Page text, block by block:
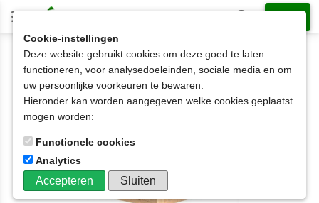
2-persoonsbed op matrasmaat
120x200cm
2-persoonsbed HARRIE 2 latten hoog 140x200cm
SHOWMODEL
Cookie-instellingen
Deze website gebruikt cookies om deze goed te laten
functioneren, voor analysedoeleinden, sociale media en om
uw persoonlijke voorkeuren te bewaren.
Hieronder kan worden aangegeven welke cookies geplaatst
mogen worden:
Functionele cookies
Analytics
Accepteren Sluiten